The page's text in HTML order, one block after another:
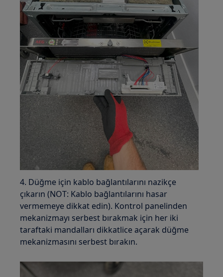
4. Düğme için kablo bağlantılarını nazikçe
çıkarın (NOT: Kablo bağlantılarını hasar
vermemeye dikkat edin). Kontrol panelinden
mekanizmayı serbest bırakmak için her iki
taraftaki mandalları dikkatlice açarak düğme
mekanizmasını serbest bırakın.